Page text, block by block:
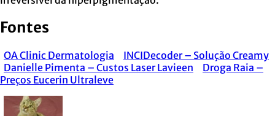
Fontes
OA Clinic Dermatologia
INCIDecoder – Solução Creamy
Danielle Pimenta – Custos Laser Lavieen
Droga Raia –
Preços Eucerin Ultraleve